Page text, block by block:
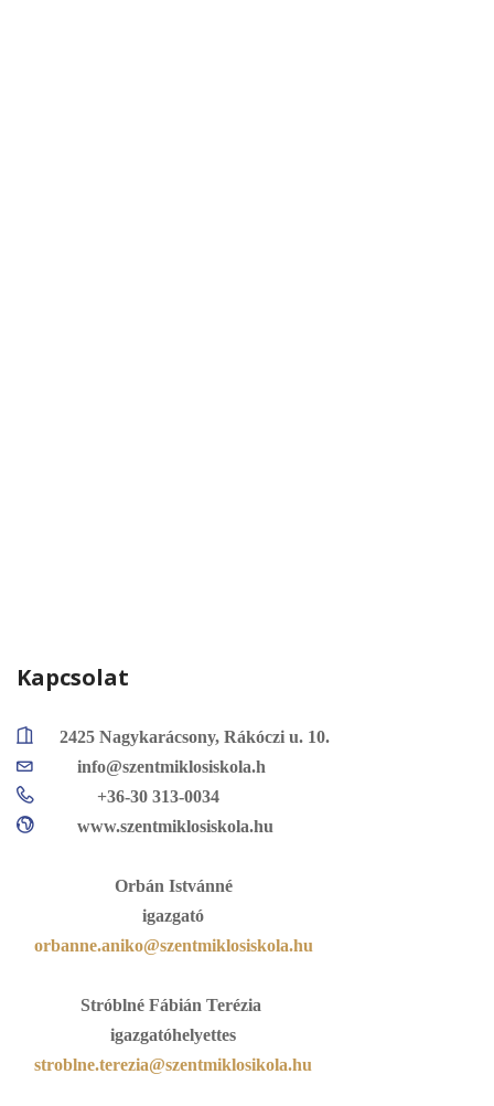
Kapcsolat
2425 Nagykarácsony, Rákóczi u. 10.
info@szentmiklosiskola.h
+36-30 313-0034
www.szentmiklosiskola.hu
Orbán Istvánné
igazgató
orbanne.aniko@szentmiklosiskola.hu
Stróblné Fábián Terézia
igazgatóhelyettes
stroblne.terezia@szentmiklosikola.hu